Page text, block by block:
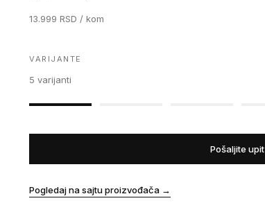
13.999 RSD / kom
VARIJANTE
5 varijanti
Pošaljite upit
Pogledaj na sajtu proizvođača →